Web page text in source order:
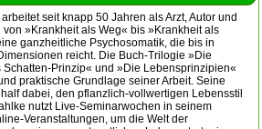
seit knapp 50 Jahren als Arzt, Autor und
»Krankheit als Weg« bis »Krankheit als
ganzheitliche Psychosomatik, die bis in
reicht. Die Buch-Trilogie »Die
Prinzip« und »Die Lebensprinzipien«
praktische Grundlage seiner Arbeit. Seine
dabei, den pflanzlich-vollwertigen Lebensstil
nutzt Live-Seminarwochen in seinem
Veranstaltungen, um die Welt der